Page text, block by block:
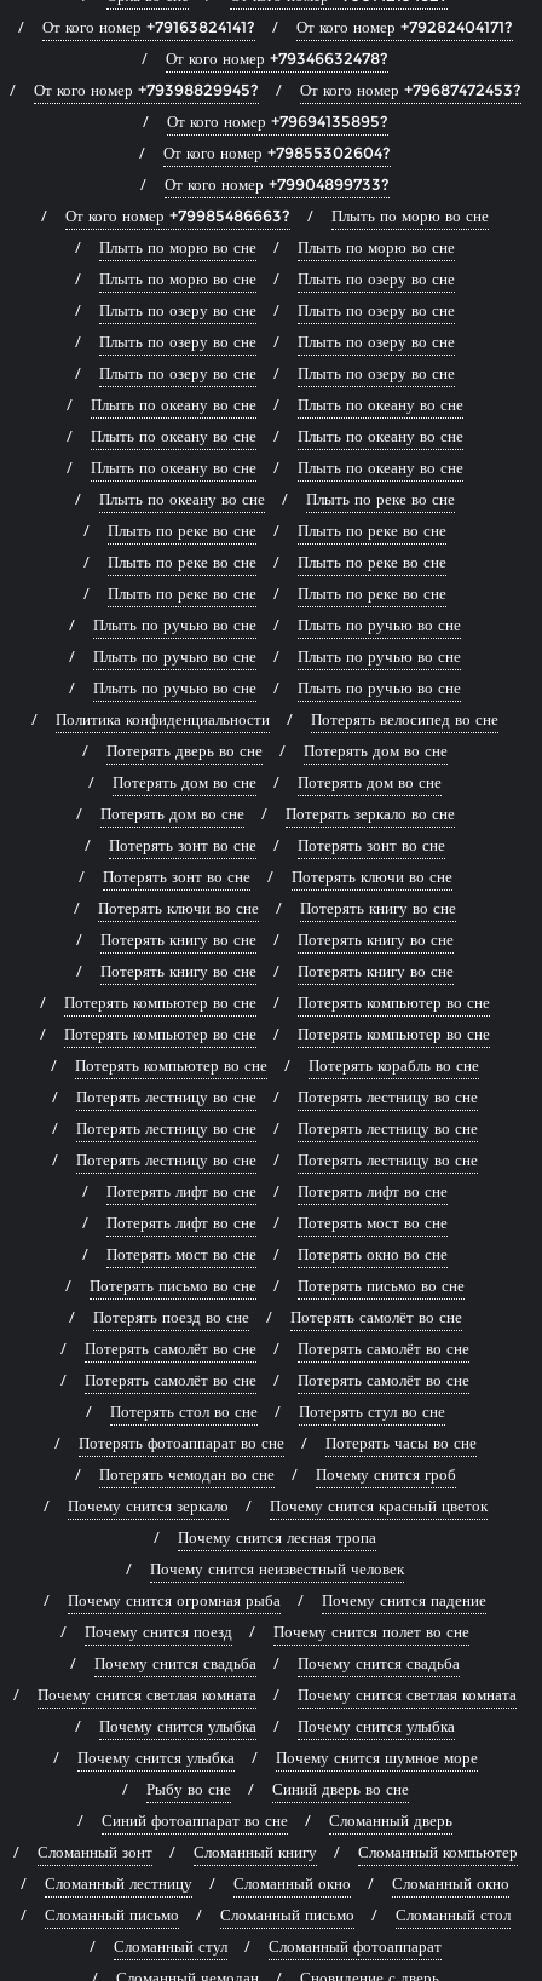
От кого номер +79163824141?
От кого номер +79282404171?
От кого номер +79346632478?
От кого номер +79398829945?
От кого номер +79687472453?
От кого номер +79694135895?
От кого номер +79855302604?
От кого номер +79904899733?
От кого номер +79985486663?
Плыть по морю во сне
Плыть по морю во сне
Плыть по морю во сне
Плыть по морю во сне
Плыть по озеру во сне
Плыть по озеру во сне
Плыть по озеру во сне
Плыть по озеру во сне
Плыть по озеру во сне
Плыть по озеру во сне
Плыть по озеру во сне
Плыть по океану во сне
Плыть по океану во сне
Плыть по океану во сне
Плыть по океану во сне
Плыть по океану во сне
Плыть по океану во сне
Плыть по океану во сне
Плыть по реке во сне
Плыть по реке во сне
Плыть по реке во сне
Плыть по реке во сне
Плыть по реке во сне
Плыть по реке во сне
Плыть по реке во сне
Плыть по ручью во сне
Плыть по ручью во сне
Плыть по ручью во сне
Плыть по ручью во сне
Плыть по ручью во сне
Плыть по ручью во сне
Политика конфиденциальности
Потерять велосипед во сне
Потерять дверь во сне
Потерять дом во сне
Потерять дом во сне
Потерять дом во сне
Потерять дом во сне
Потерять зеркало во сне
Потерять зонт во сне
Потерять зонт во сне
Потерять зонт во сне
Потерять ключи во сне
Потерять ключи во сне
Потерять книгу во сне
Потерять книгу во сне
Потерять книгу во сне
Потерять книгу во сне
Потерять книгу во сне
Потерять компьютер во сне
Потерять компьютер во сне
Потерять компьютер во сне
Потерять компьютер во сне
Потерять компьютер во сне
Потерять корабль во сне
Потерять лестницу во сне
Потерять лестницу во сне
Потерять лестницу во сне
Потерять лестницу во сне
Потерять лестницу во сне
Потерять лестницу во сне
Потерять лифт во сне
Потерять лифт во сне
Потерять лифт во сне
Потерять мост во сне
Потерять мост во сне
Потерять окно во сне
Потерять письмо во сне
Потерять письмо во сне
Потерять поезд во сне
Потерять самолёт во сне
Потерять самолёт во сне
Потерять самолёт во сне
Потерять самолёт во сне
Потерять самолёт во сне
Потерять стол во сне
Потерять стул во сне
Потерять фотоаппарат во сне
Потерять часы во сне
Потерять чемодан во сне
Почему снится гроб
Почему снится зеркало
Почему снится красный цветок
Почему снится лесная тропа
Почему снится неизвестный человек
Почему снится огромная рыба
Почему снится падение
Почему снится поезд
Почему снится полет во сне
Почему снится свадьба
Почему снится свадьба
Почему снится светлая комната
Почему снится светлая комната
Почему снится улыбка
Почему снится улыбка
Почему снится улыбка
Почему снится шумное море
Рыбу во сне
Синий дверь во сне
Синий фотоаппарат во сне
Сломанный дверь
Сломанный зонт
Сломанный книгу
Сломанный компьютер
Сломанный лестницу
Сломанный окно
Сломанный окно
Сломанный письмо
Сломанный письмо
Сломанный стол
Сломанный стул
Сломанный фотоаппарат